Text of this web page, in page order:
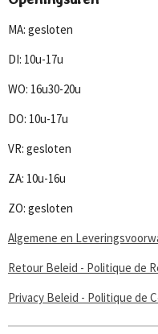
e
o
k
t
g
a
T
MA: gesloten
DI: 10u-17u
WO: 16u30-20u
DO: 10u-17u
VR: gesloten
ZA: 10u-16u
ZO: gesloten
Algemene en
Retour Beleid - Politique de
Privacy Beleid - Politique de